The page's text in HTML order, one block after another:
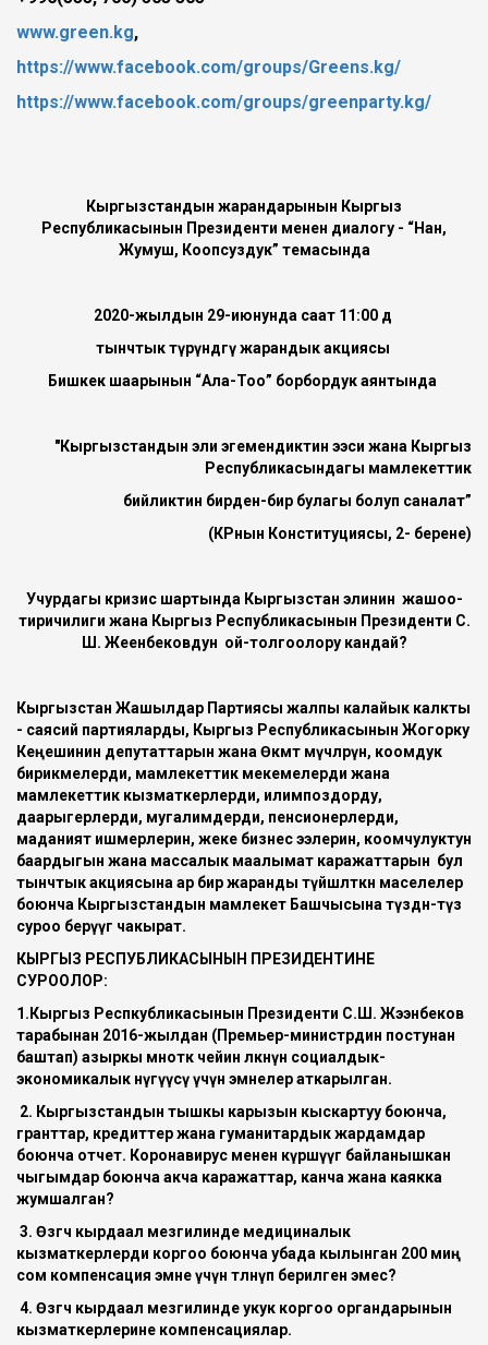
www.green.kg,
https://www.facebook.com/groups/Greens.kg/
https://www.facebook.com/groups/greenparty.kg/
Кыргызстандын жарандарынын Кыргыз
Республикасынын Президенти менен диалогу - “Нан,
Жумуш, Коопсуздук” темасында
2020-жылдын 29-июнунда саат 11:00 дө
тынчтык түрүндөгү жарандык акциясы
Бишкек шаарынын “Ала-Тоо” борбордук аянтында
"Кыргызстандын эли эгемендиктин ээси жана Кыргыз
Республикасындагы мамлекеттик
бийликтин бирден-бир булагы болуп саналат”
(КРнын Конституциясы, 2- берене)
Учурдагы кризис шартында Кыргызстан элинин жашоо-
тиричилиги жана Кыргыз Республикасынын Президенти С.
Ш. Жеенбековдун ой-толгоолору кандай?
Кыргызстан Жашылдар Партиясы жалпы калайык калкты
- саясий партияларды, Кыргыз Республикасынын Жогорку
Кеңешинин депутаттарын жана Өкмөт мүчөлөрүн, коомдук
бирикмелерди, мамлекеттик мекемелерди жана
мамлекеттик кызматкерлерди, илимпоздорду,
даарыгерлерди, мугалимдерди, пенсионерлерди,
маданият ишмерлерин, жеке бизнес ээлерин, коомчулуктун
баардыгын жана массалык маалымат каражаттарын бул
тынчтык акциясына ар бир жаранды түйшөлткөн маселелер
боюнча Кыргызстандын мамлекет Башчысына түздөн-түз
суроо берүүгө чакырат.
КЫРГЫЗ РЕСПУБЛИКАСЫНЫН ПРЕЗИДЕНТИНЕ
СУРООЛОР:
1.Кыргыз Респкубликасынын Президенти С.Ш. Жээнбеков
тарабынан 2016-жылдан (Премьер-министрдин постунан
баштап) азыркы мөөнөоткө чейин өлкөнүн социалдык-
экономикалык өнүгүүсү үчүн эмнелер аткарылган.
2. Кыргызстандын тышкы карызын кыскартуу боюнча,
гранттар, кредиттер жана гуманитардык жардамдар
боюнча отчет. Коронавирус менен күрөшүүгө байланышкан
чыгымдар боюнча акча каражаттар, канча жана каякка
жумшалган?
3. Өзгөчө кырдаал мезгилинде медициналык
кызматкерлерди коргоо боюнча убада кылынган 200 миң
сом компенсация эмне үчүн төлөнүп берилген эмес?
4. Өзгөчө кырдаал мезгилинде укук коргоо органдарынын
кызматкерлерине компенсациялар.